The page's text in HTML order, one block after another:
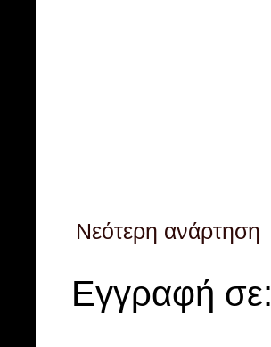
Νεότερη ανάρτηση
Εγγραφή σε: